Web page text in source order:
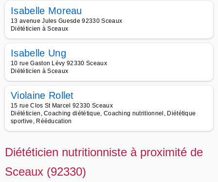
Isabelle Moreau
13 avenue Jules Guesde 92330 Sceaux
Diététicien à Sceaux
Isabelle Ung
10 rue Gaston Lévy 92330 Sceaux
Diététicien à Sceaux
Violaine Rollet
15 rue Clos St Marcel 92330 Sceaux
Diététicien, Coaching diététique, Coaching nutritionnel, Diététique
sportive, Rééducation
Diététicien nutritionniste à proximité de
Sceaux (92330)